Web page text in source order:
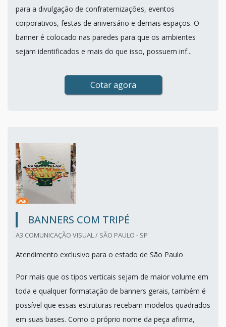
para a divulgação de confraternizações, eventos
corporativos, festas de aniversário e demais espaços. O
banner é colocado nas paredes para que os ambientes
sejam identificados e mais do que isso, possuem inf...
Cotar agora
BANNERS COM TRIPÉ
A3 COMUNICAÇÃO VISUAL / SÃO PAULO - SP
Atendimento exclusivo para o estado de São Paulo
Por mais que os tipos verticais sejam de maior volume em
toda e qualquer formatação de banners gerais, também é
possível que essas estruturas recebam modelos quadrados
em suas bases. Como o próprio nome da peça afirma,